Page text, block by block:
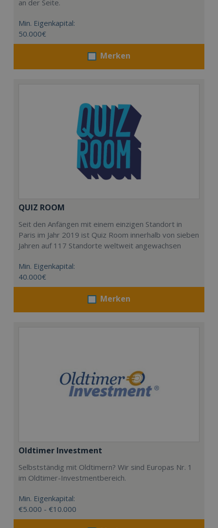
an der Seite.
Min. Eigenkapital:
50.000€
Merken
QUIZ ROOM
Seit den Anfängen mit einem einzigen Standort in
Paris im Jahr 2019 ist Quiz Room innerhalb von sieben
Jahren auf 117 Standorte weltweit angewachsen
Min. Eigenkapital:
40.000€
Merken
Oldtimer Investment
Selbstständig mit Oldtimern? Wir sind Europas Nr. 1
im Oldtimer-Investmentbereich.
Min. Eigenkapital:
€5.000 - €10.000